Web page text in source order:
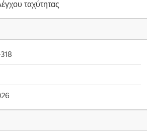
ταχύτητας